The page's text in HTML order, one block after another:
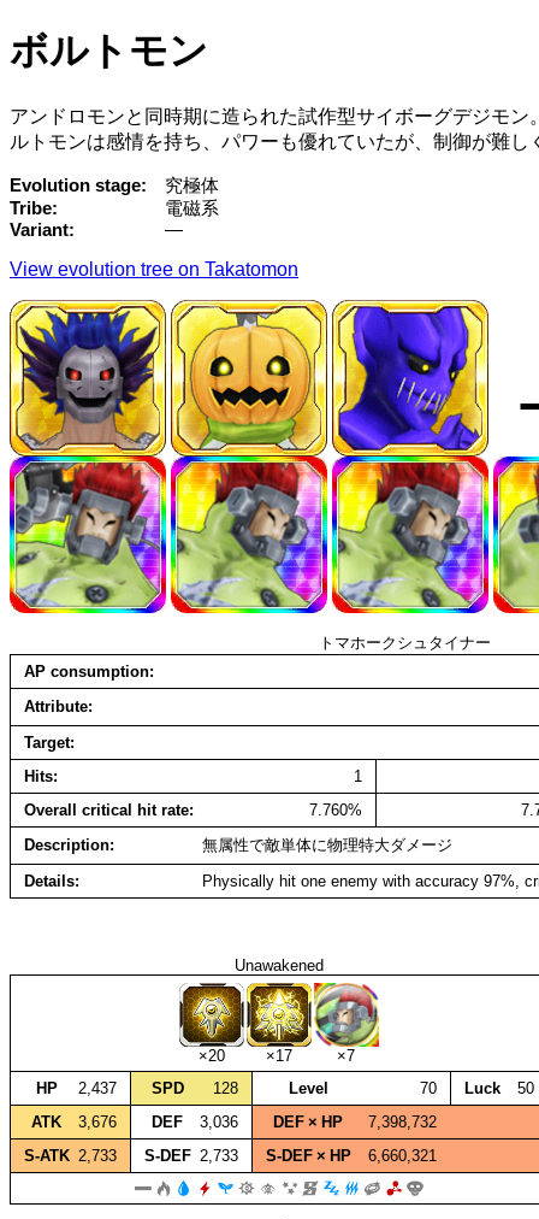
ボルトモン
アンドロモンと同時期に造られた試作型サイボーグデジモ
ルトモンは感情を持ち、パワーも優れていたが、制御が難
Evolution stage
究極体
Tribe
電磁系
Variant
—
View evolution tree on Takatomon
トマホークシュタイナー
AP consumption
Attribute
Target
Hits
1
Overall critical hit rate
7.760%
Description
無属性で敵単体に物理特大ダメージ
Details
Physically hit one enemy with accuracy 97%,
Unawakened
×20 ×17
×7
HP
2,437 SPD 128 Level 70 Luck
50
ATK
3,676 DEF 3,036 DEF × HP
7,398,732
S‑ATK 2,733 S‑DEF 2,733 S‑DEF × HP 6,660,321